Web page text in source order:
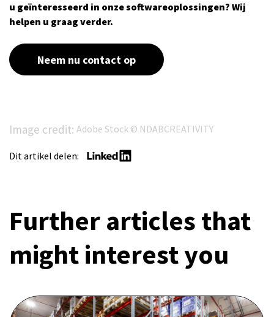
u geïnteresseerd in onze softwareoplossingen? Wij
helpen u graag verder.
Neem nu contact op
Image credit: Adobe Stock © NDABCREATIVITY
Dit artikel delen:
Further articles that
might interest you